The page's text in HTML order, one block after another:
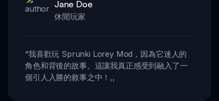
Jane Doe
休閒玩家
“我喜歡玩 Sprunki Lorey Mod，因為它迷人的
角色和背後的故事。這讓我真正感受到融入了一
個引人入勝的敘事之中！ ,,